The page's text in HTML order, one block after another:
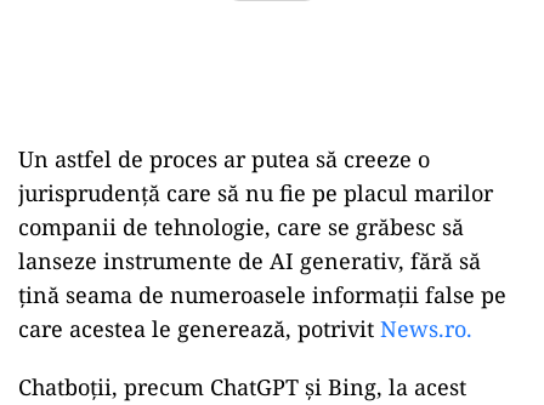
Un astfel de proces ar putea să creeze o
jurisprudenţă care să nu fie pe placul marilor
companii de tehnologie, care se grăbesc să
lanseze instrumente de AI generativ, fără să
țină seama de numeroasele informaţii false pe
care acestea le generează, potrivit News.ro.
Chatboţii, precum ChatGPT şi Bing, la acest